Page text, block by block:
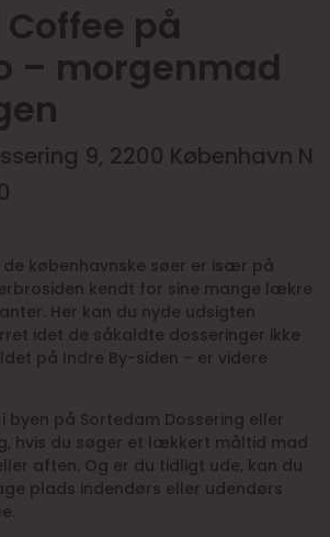
på
– morgenmad
9, 2200 København N
københavnske søer er især på
kendt for sine mange lækre
Her kan du nyde udsigten
idet de såkaldte dosseringer ikke
på Indre By-siden – er videre
byen på Sortedam Dossering eller
hvis du søger et lækkert måltid mad
aften. Og er du tidligt ude, kan du
plads indendørs eller udendørs